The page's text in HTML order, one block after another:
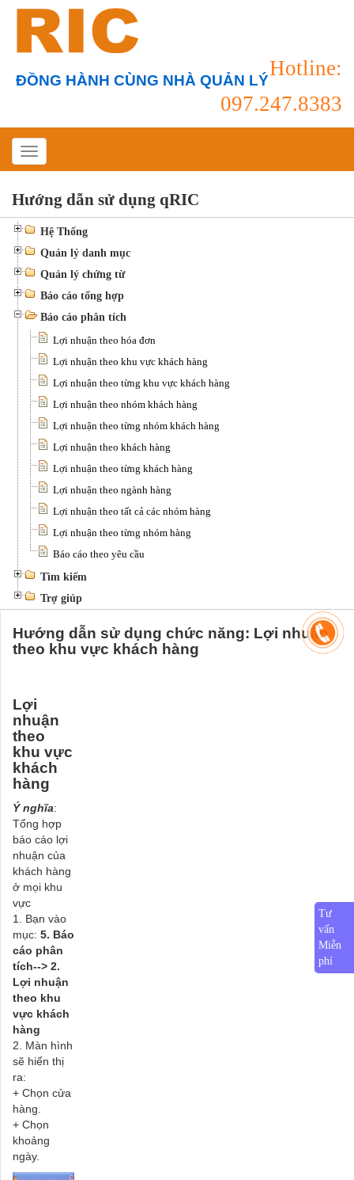
ĐỒNG HÀNH CÙNG NHÀ QUẢN LÝ
Hotline:
097.247.8383
Hướng dẫn sử dụng qRIC
Hệ Thống
Quản lý danh mục
Quản lý chứng từ
Báo cáo tổng hợp
Báo cáo phân tích
Lợi nhuận theo hóa đơn
Lợi nhuận theo khu vực khách hàng
Lợi nhuận theo từng khu vực khách hàng
Lợi nhuận theo nhóm khách hàng
Lợi nhuận theo từng nhóm khách hàng
Lợi nhuận theo khách hàng
Lợi nhuận theo từng khách hàng
Lợi nhuận theo ngành hàng
Lợi nhuận theo tất cả các nhóm hàng
Lợi nhuận theo từng nhóm hàng
Báo cáo theo yêu cầu
Tìm kiếm
Trợ giúp
Hướng dẫn sử dụng chức năng: Lợi nhuận
theo khu vực khách hàng
Lợi
nhuận
theo
khu vực
khách
hàng
Ý nghĩa:
Tổng hợp
báo cáo lợi
nhuận của
khách hàng
ở mọi khu
vực
1. Bạn vào
mục: 5. Báo
cáo phân
tích--> 2.
Lợi nhuận
theo khu
vực khách
hàng
2. Màn hình
sẽ hiển thị
ra:
+ Chọn cửa
hàng.
+ Chọn
khoảng
ngày.
Tư
vấn
Miễn
phí